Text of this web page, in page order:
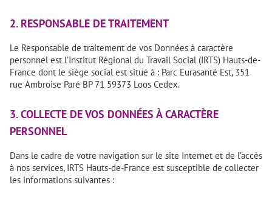
2. RESPONSABLE DE TRAITEMENT
Le Responsable de traitement de vos Données à caractère
personnel est l’Institut Régional du Travail Social (IRTS) Hauts-de-
France dont le siège social est situé à : Parc Eurasanté Est, 351
rue Ambroise Paré BP 71 59373 Loos Cedex.
3. COLLECTE DE VOS DONNÉES À CARACTÈRE
PERSONNEL
Dans le cadre de votre navigation sur le site Internet et de l’accès
à nos services, IRTS Hauts-de-France est susceptible de collecter
les informations suivantes :